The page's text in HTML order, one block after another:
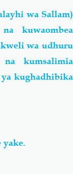
wa Sallam)
kuwaombea
wa udhuru
kumsalimia
kughadhibika
yake.